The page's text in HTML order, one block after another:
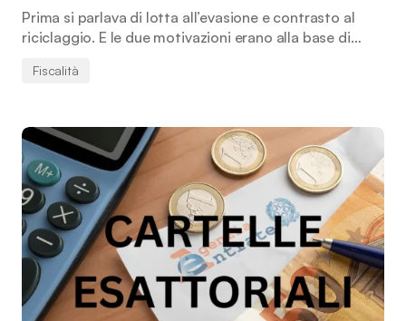
Prima si parlava di lotta all’evasione e contrasto al
riciclaggio. E le due motivazioni erano alla base di…
Fiscalità